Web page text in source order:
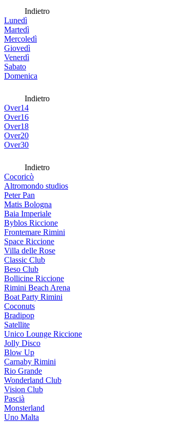
Indietro
Lunedì
Martedì
Mercoledì
Giovedì
Venerdì
Sabato
Domenica
Indietro
Over14
Over16
Over18
Over20
Over30
Indietro
Cocoricò
Altromondo studios
Peter Pan
Matis Bologna
Baia Imperiale
Byblos Riccione
Frontemare Rimini
Space Riccione
Villa delle Rose
Classic Club
Beso Club
Bollicine Riccione
Rimini Beach Arena
Boat Party Rimini
Coconuts
Bradipop
Satellite
Unico Lounge Riccione
Jolly Disco
Blow Up
Carnaby Rimini
Rio Grande
Wonderland Club
Vision Club
Pascià
Monsterland
Uno Malta